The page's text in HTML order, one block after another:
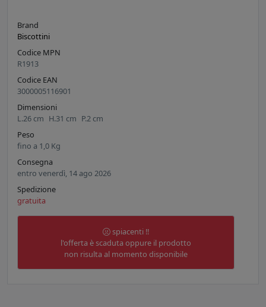
Brand
Biscottini
Codice MPN
R1913
Codice EAN
3000005116901
Dimensioni
L.26 cm H.31 cm P.2 cm
Peso
fino a 1,0 Kg
Consegna
entro venerdì, 14 ago 2026
Spedizione
gratuita
spiacenti !!
l'offerta è scaduta oppure il prodotto
non risulta al momento disponibile